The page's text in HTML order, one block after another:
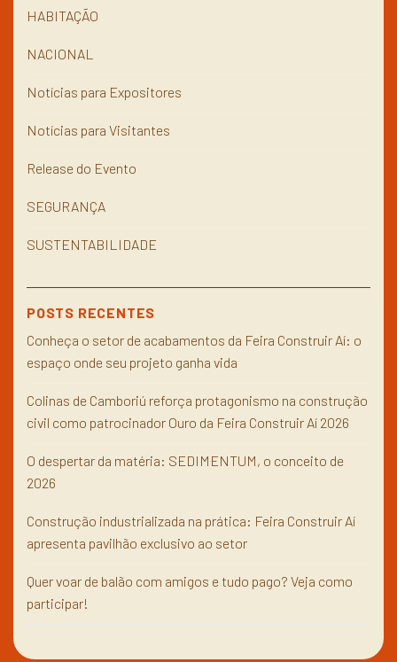
HABITAÇÃO
NACIONAL
Notícias para Expositores
Notícias para Visitantes
Release do Evento
SEGURANÇA
SUSTENTABILIDADE
POSTS RECENTES
Conheça o setor de acabamentos da Feira Construir Aí: o
espaço onde seu projeto ganha vida
Colinas de Camboriú reforça protagonismo na construção
civil como patrocinador Ouro da Feira Construir Aí 2026
O despertar da matéria: SEDIMENTUM, o conceito de
2026
Construção industrializada na prática: Feira Construir Aí
apresenta pavilhão exclusivo ao setor
Quer voar de balão com amigos e tudo pago? Veja como
participar!